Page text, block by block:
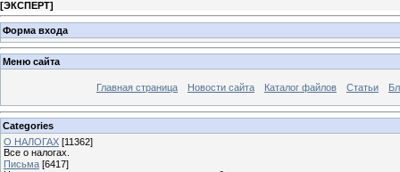
[ЭКСПЕРТ]
Форма входа
Меню сайта
Главная страница Новости сайта Каталог файлов Статьи
Categories
О НАЛОГАХ [11362]
Все о налогах.
Письма [6417]